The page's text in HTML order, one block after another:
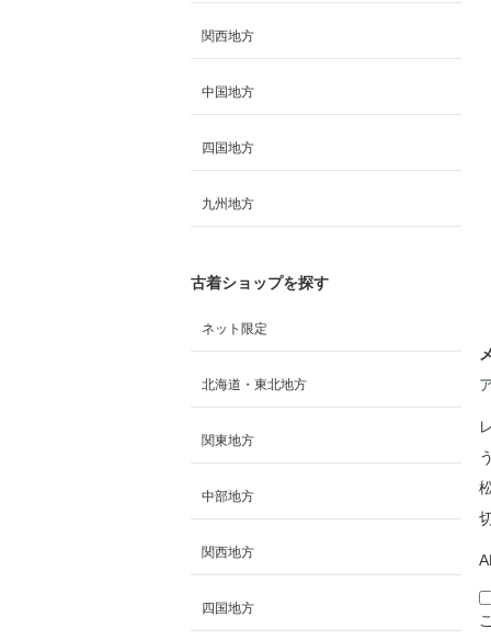
関西地方
中国地方
四国地方
九州地方
古着ショップを探す
ネット限定
北海道・東北地方
関東地方
中部地方
関西地方
四国地方